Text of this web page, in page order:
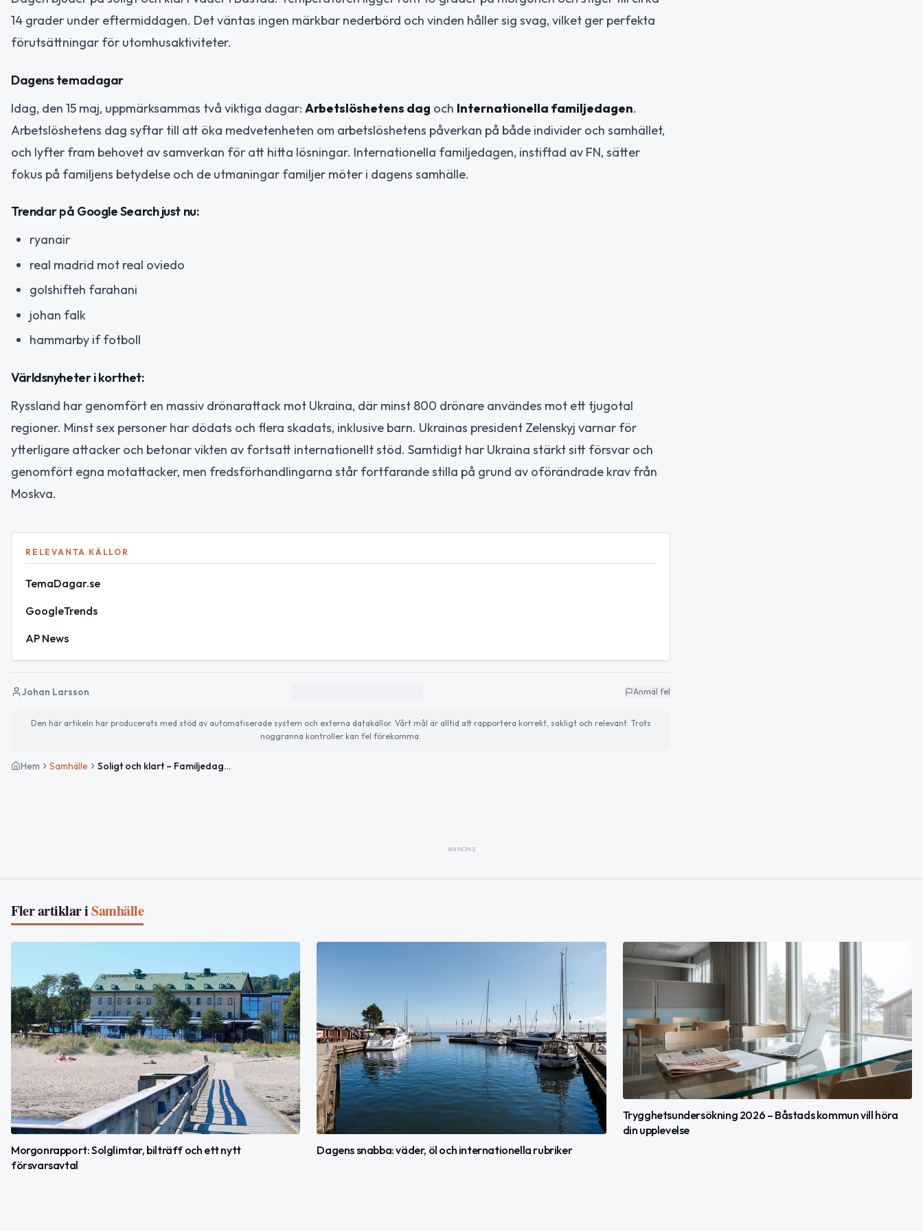
14 grader under eftermiddagen. Det väntas ingen märkbar nederbörd och vinden håller sig svag, vilket ger perfekta
förutsättningar för utomhusaktiviteter.
Dagens temadagar
Idag, den 15 maj, uppmärksammas två viktiga dagar: Arbetslöshetens dag och Internationella familjedagen.
Arbetslöshetens dag syftar till att öka medvetenheten om arbetslöshetens påverkan på både individer och samhället,
och lyfter fram behovet av samverkan för att hitta lösningar. Internationella familjedagen, instiftad av FN, sätter
fokus på familjens betydelse och de utmaningar familjer möter i dagens samhälle.
Trendar på Google Search just nu:
ryanair
real madrid mot real oviedo
golshifteh farahani
johan falk
hammarby if fotboll
Världsnyheter i korthet:
Ryssland har genomfört en massiv drönarattack mot Ukraina, där minst 800 drönare användes mot ett tjugotal
regioner. Minst sex personer har dödats och flera skadats, inklusive barn. Ukrainas president Zelenskyj varnar för
ytterligare attacker och betonar vikten av fortsatt internationellt stöd. Samtidigt har Ukraina stärkt sitt försvar och
genomfört egna motattacker, men fredsförhandlingarna står fortfarande stilla på grund av oförändrade krav från
Moskva.
RELEVANTA KÄLLOR
TemaDagar.se
GoogleTrends
AP News
Johan Larsson Anmäl fel
Den här artikeln har producerats med stöd av automatiserade system och externa datakällor. Vårt mål är alltid att rapportera korrekt, sakligt och relevant. Trots
noggranna kontroller kan fel förekomma.
Hem Samhälle Soligt och klart – Familjedagen och Arbetslöshetens dag uppmärksammas
ANNONS
Fler artiklar iSamhälle
Morgonrapport: Solglimtar, bilträff och ett nytt
försvarsavtal
Dagens snabba: väder, öl och internationella rubriker
Trygghetsundersökning 2026 – Båstads kommun vill höra
din upplevelse